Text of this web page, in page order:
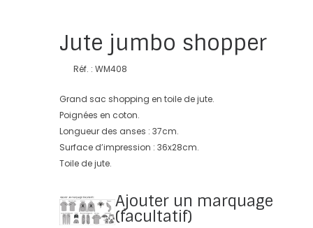
Jute jumbo shopper
Réf. : WM408
Grand sac shopping en toile de jute.
Poignées en coton.
Longueur des anses : 37cm.
Surface d’impression : 36x28cm.
Toile de jute.
Ajouter un marquage
(facultatif)